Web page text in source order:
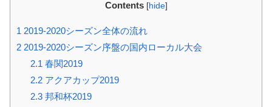
Contents [hide]
1 2019-2020シーズン全体の流れ
2 2019-2020シーズン序盤の国内ローカル大会
2.1 春関2019
2.2アクアカップ2019
2.3邦和杯2019